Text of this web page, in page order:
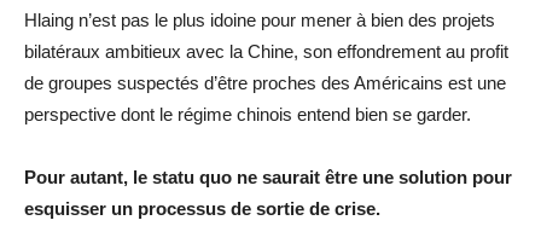
Hlaing n’est pas le plus idoine pour mener à bien des projets
bilatéraux ambitieux avec la Chine, son effondrement au profit
de groupes suspectés d’être proches des Américains est une
perspective dont le régime chinois entend bien se garder.
Pour autant, le statu quo ne saurait être une solution pour
esquisser un processus de sortie de crise.